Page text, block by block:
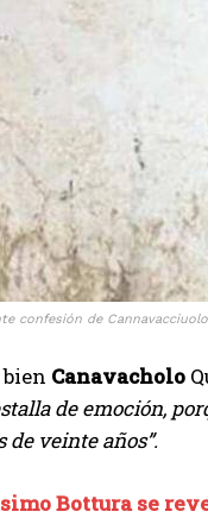
confesión de
Canavacholo
de emoción,
veinte años”.
Bottura se